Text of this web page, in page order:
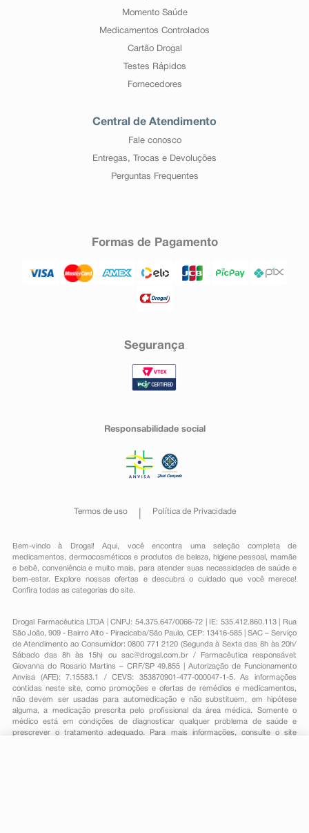
Momento Saúde
Medicamentos Controlados
Cartão Drogal
Testes Rápidos
Fornecedores
Central de Atendimento
Fale conosco
Entregas, Trocas e Devoluções
Perguntas Frequentes
Formas de Pagamento
Segurança
Responsabilidade social
Termos de uso Política de Privacidade
Bem-vindo à Drogal! Aqui, você encontra uma seleção completa de
medicamentos , dermocosméticos e produtos de beleza, higiene pessoal ,mamãe
e bebê, conveniênciae muito mais, para atender suas necessidades de saúde e
bem-estar. Explore nossas ofertas e descubra o cuidado que você merece!
Confira todas as categorias do site.
Drogal Farmacêutica LTDA | CNPJ: 54.375.647/0066-72 | IE: 535.412.860.113 | Rua
São João, 909 - Bairro Alto - Piracicaba/São Paulo, CEP: 13416-585 | SAC – Serviço
de Atendimento ao Consumidor: 0800 771 2120 (Segunda à Sexta das 8h às 20h/
Sábado das 8h às 15h) ou sac@drogal.com.br/ Farmacêutica responsável:
Giovanna do Rosario Martins – CRF/SP 49.855 | Autorização de Funcionamento
Anvisa (AFE): 7.15583.1 / CEVS: 353870901-477-000047-1-5. As informações
contidas neste site, como promoções e ofertas de remédios e medicamentos,
não devem ser usadas para automedicação e não substituem, em hipótese
alguma, a medicação prescrita pelo profissional da área médica. Somente o
médico está em condições de diagnosticar qualquer problema de saúde e
prescrever o tratamento adequado. Para mais informações, consulte o site